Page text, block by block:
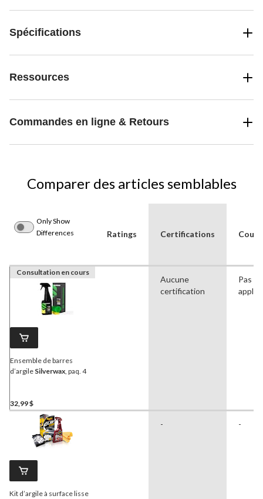
Spécifications
Ressources
Commandes en ligne & Retours
Comparer des articles semblables
Only Show
Differences
Ratings Certifications
Consultation en cours
Ensemble de barres
d’argile Silverwax, paq. 4
32,99 $
Aucune
certification
Pas
Kit d’argile à surface lisse
- -